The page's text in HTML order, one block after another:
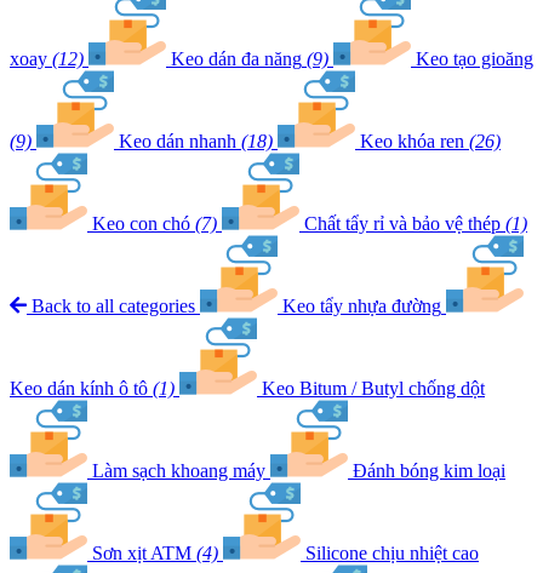
xoay (12) Keo dán đa năng (9) Keo tạo gioăng
(9) Keo dán nhanh (18) Keo khóa ren (26)
Keo con chó (7) Chất tẩy rỉ và bảo vệ thép (1)
Back to all categories Keo tẩy nhựa đường
Keo dán kính ô tô (1) Keo Bitum / Butyl chống dột
Làm sạch khoang máy Đánh bóng kim loại
Sơn xịt ATM (4) Silicone chịu nhiệt cao